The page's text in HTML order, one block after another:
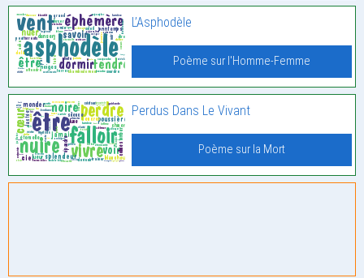
L’Asphodèle
Poème sur l'Homme-Femme
Perdus Dans Le Vivant
Poème sur la Mort